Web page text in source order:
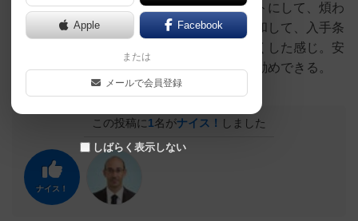
レイ面では、部屋間の移動を極力コンパクトにして、煩わ
しさを軽減。更にヒントカードの効果を緩和して、入手条
件も変更することによって、よりやりやすくした感じ。安
定の面白さを誇るゲームなので、万人にお勧めできる。
この投稿に1名がナイス！ しました
ナイス！
Apple Facebook
または
メールで会員登録
しばらく表示しない